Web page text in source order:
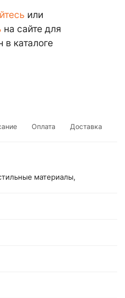
или
на сайте для
каталоге
Оплата Доставка
материалы,